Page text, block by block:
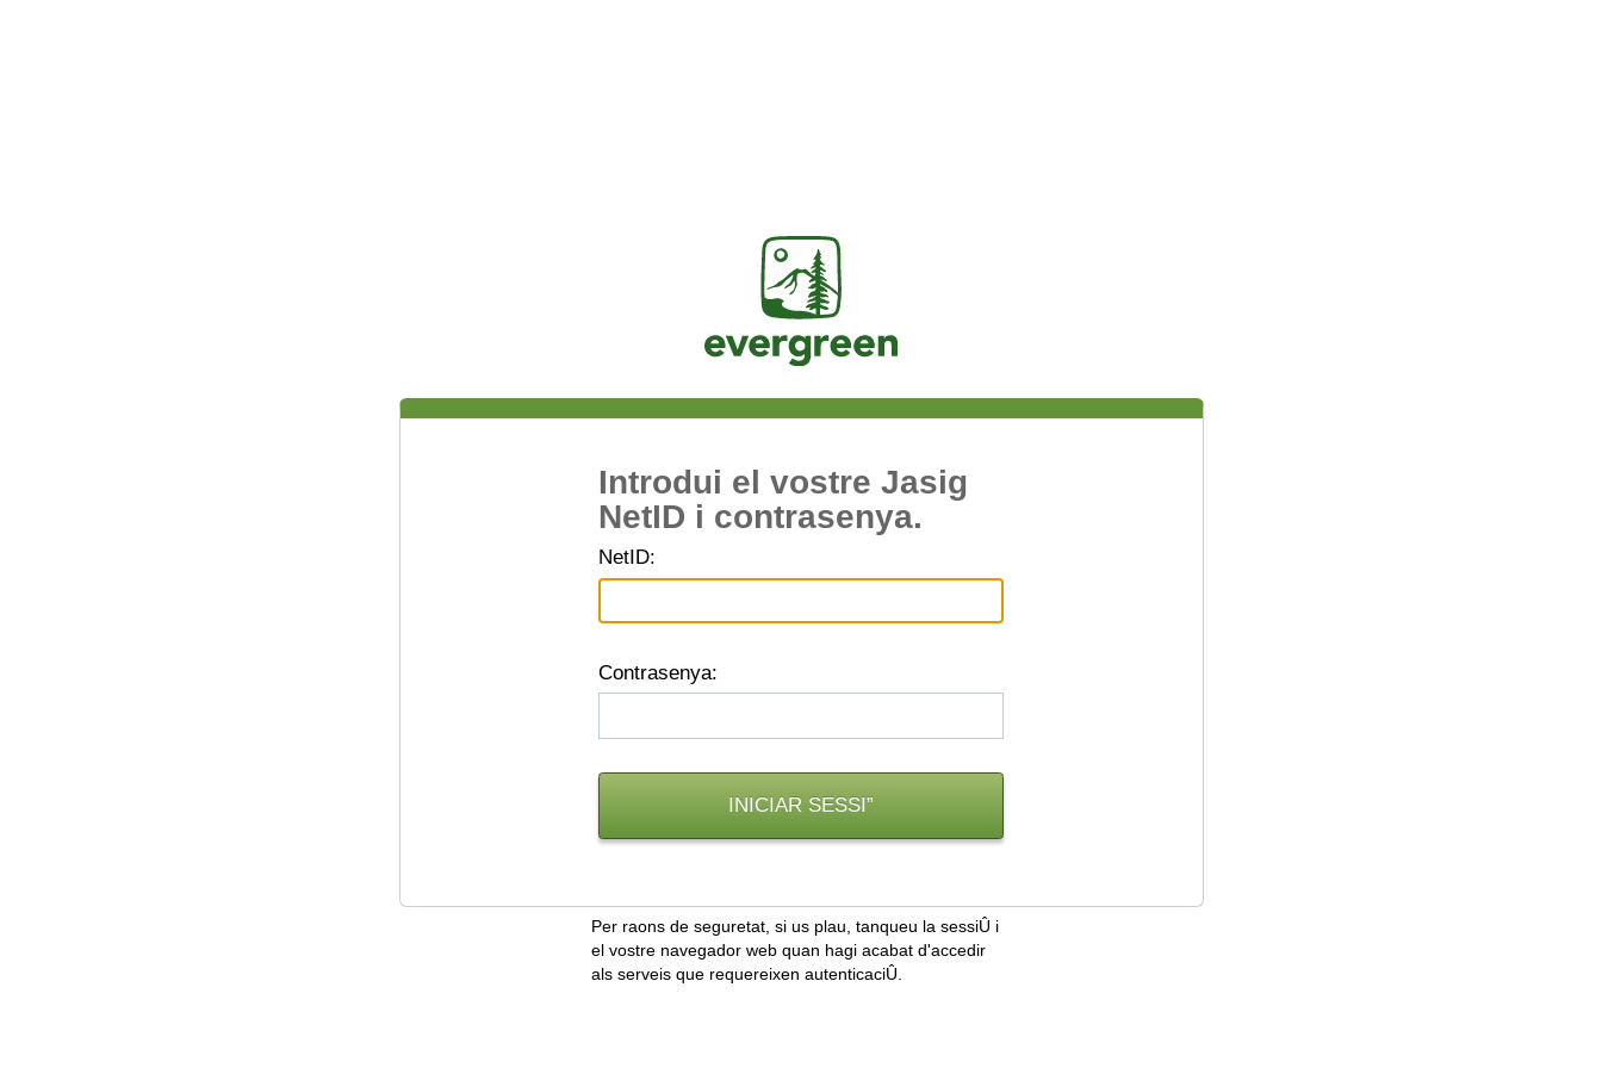
Jasig
Introdui el vostre Jasig
NetID i contrasenya.
NetID:
Contrasenya:
Per raons de seguretat, si us plau, tanqueu la sessiÛ i
el vostre navegador web quan hagi acabat d'accedir
als serveis que requereixen autenticaciÛ.